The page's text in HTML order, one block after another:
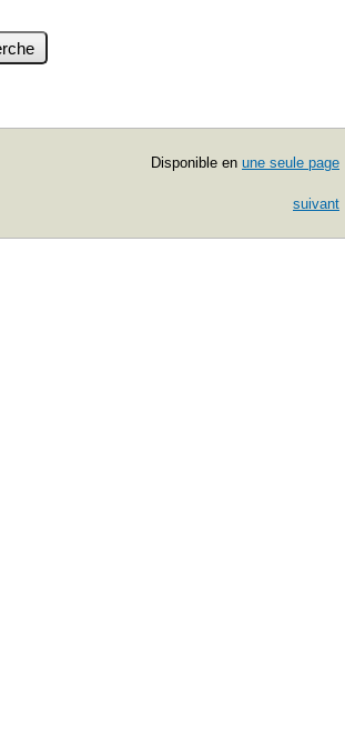
Disponible en une seule page
suivant